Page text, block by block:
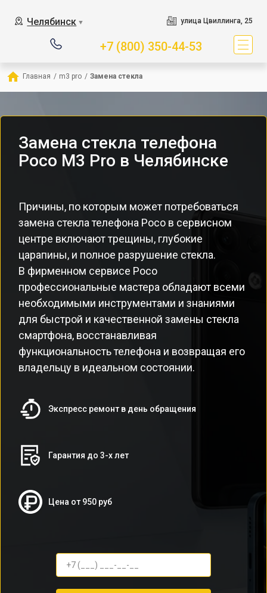
Челябинск ▼ улица Цвиллинга, 25
+7 (800) 350-44-53
Главная / m3 pro / Замена стекла
Замена стекла телефона
Poco M3 Pro в Челябинске
Причины, по которым может потребоваться
замена стекла телефона Poco в сервисном
центре включают трещины, глубокие
царапины, и полное разрушение стекла.
В фирменном сервисе Poco
профессиональные мастера обладают всеми
необходимыми инструментами и знаниями
для быстрой и качественной замены стекла
смартфона, восстанавливая
функциональность телефона и возвращая его
владельцу в идеальном состоянии.
Экспресс ремонт в день обращения
Гарантия до 3-х лет
Цена от 950 руб